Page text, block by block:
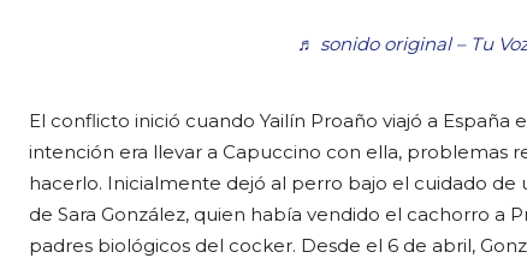
♬ sonido original – Tu
El conflicto inició cuando Yailín Proaño viajó a
intención era llevar a Capuccino con ella, problemas
hacerlo. Inicialmente dejó al perro bajo el cuidado
de Sara González, quien había vendido el cachorro a
padres biológicos del cocker. Desde el 6 de abril,